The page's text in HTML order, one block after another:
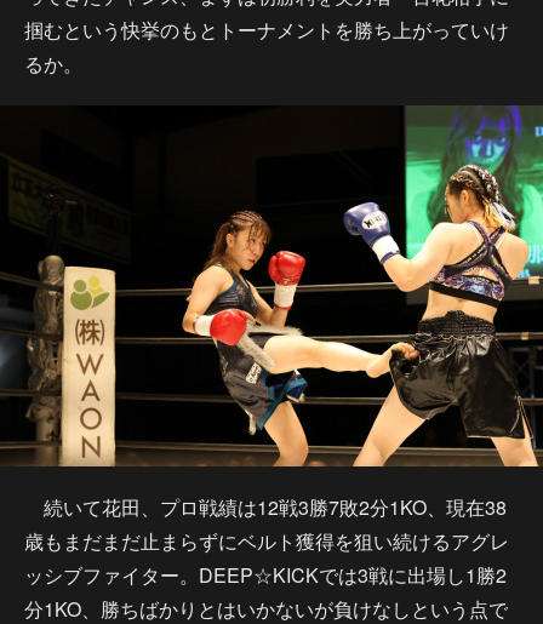
掴むという快挙のもとトーナメントを勝ち上がっていけ
るか。
続いて花田、プロ戦績は12戦3勝7敗2分1KO、現在38
歳もまだまだ止まらずにベルト獲得を狙い続けるアグレ
ッシブファイター。DEEP☆KICKでは3戦に出場し1勝2
分1KO、勝ちばかりとはいかないが負けなしという点で